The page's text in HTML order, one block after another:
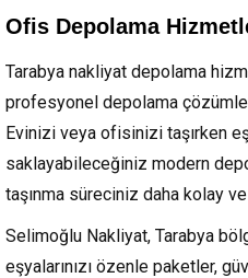
Ofis Depolama
Tarabya nakliyat depolama
profesyonel depolama
Evinizi veya ofisinizi taşırken
saklayabileceğiniz modern
taşınma süreciniz daha kolay
Selimoğlu Nakliyat, Tarabya
eşyalarınızı özenle paketler,